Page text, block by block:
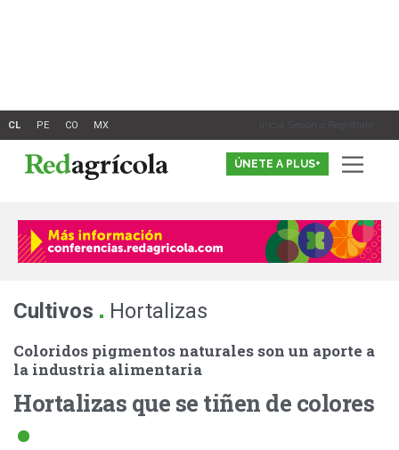
Inicia Sesión o Registrate
ÚNETE A PLUS+
Cultivos . Hortalizas
Coloridos pigmentos naturales son un aporte a
la industria alimentaria
Hortalizas que se tiñen de colores